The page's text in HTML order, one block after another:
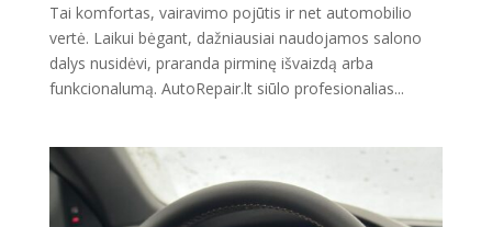
Tai komfortas, vairavimo pojūtis ir net automobilio
vertė. Laikui bėgant, dažniausiai naudojamos salono
dalys nusidėvi, praranda pirminę išvaizdą arba
funkcionalumą. AutoRepair.lt siūlo profesionalias...